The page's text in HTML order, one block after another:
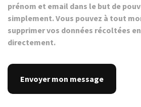
prénom et email dans le but de
simplement. Vous pouvez à tout
supprimer vos données récoltées
directement.